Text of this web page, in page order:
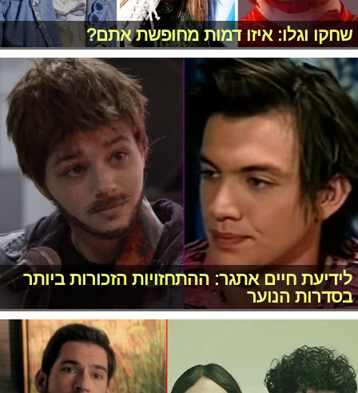
שחקו וגלו: איזו דמות מחופשת אתם?
לידיעת חיים אתגר: ההתחזויות הזכורות ביותר
בסדרות הנוער